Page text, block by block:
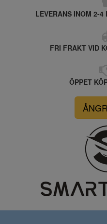
LEVERANS INOM 2-4
FRI FRAKT VID
ÖPPET